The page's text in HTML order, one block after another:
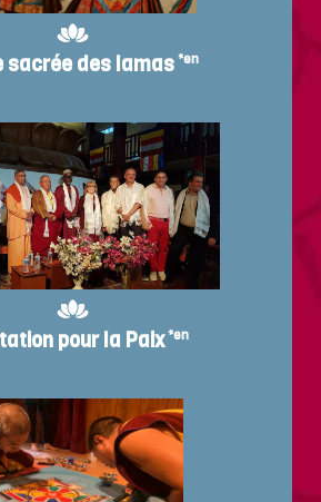
sacrée des lamas *en
pour la Paix*en